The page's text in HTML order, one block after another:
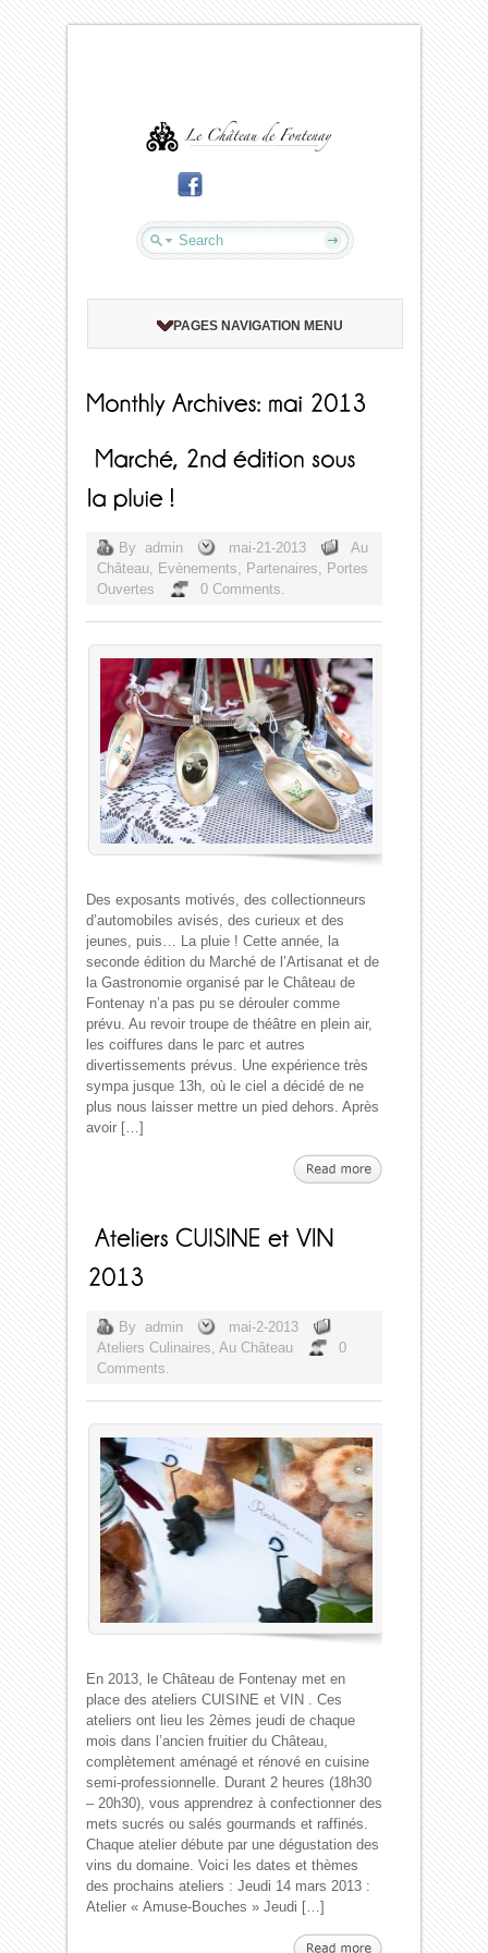
PAGES NAVIGATION MENU
By admin mai-21-2013
Au
Château, Evènements, Partenaires, Portes
Ouvertes
0 Comments.
Des exposants motivés, des collectionneurs
d’automobiles avisés, des curieux et des
jeunes, puis… La pluie ! Cette année, la
seconde édition du Marché de l’Artisanat et de
la Gastronomie organisé par le Château de
Fontenay n’a pas pu se dérouler comme
prévu. Au revoir troupe de théâtre en plein air,
les coiffures dans le parc et autres
divertissements prévus. Une expérience très
sympa jusque 13h, où le ciel a décidé de ne
plus nous laisser mettre un pied dehors. Après
avoir […]
By admin
mai-2-2013
Ateliers Culinaires, Au Château
0
Comments.
En 2013, le Château de Fontenay met en
place des ateliers CUISINE et VIN . Ces
ateliers ont lieu les 2èmes jeudi de chaque
mois dans l’ancien fruitier du Château,
complètement aménagé et rénové en cuisine
semi-professionnelle. Durant 2 heures (18h30
– 20h30), vous apprendrez à confectionner des
mets sucrés ou salés gourmands et raffinés.
Chaque atelier débute par une dégustation des
vins du domaine. Voici les dates et thèmes
des prochains ateliers : Jeudi 14 mars 2013 :
Atelier « Amuse-Bouches » Jeudi […]